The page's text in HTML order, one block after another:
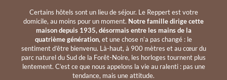
Certains hôtels sont un lieu de séjour. Le Reppert est votre
domicile, au moins pour un moment. Notre famille dirige cette
maison depuis 1935, désormais entre les mains de la
quatrième génération, et une chose n’a pas changé : le
sentiment d’être bienvenu. Là-haut, à 900 mètres et au cœur du
parc naturel du Sud de la Forêt-Noire, les horloges tournent plus
lentement. C’est ce que nous appelons la vie au ralenti : pas une
tendance, mais une attitude.